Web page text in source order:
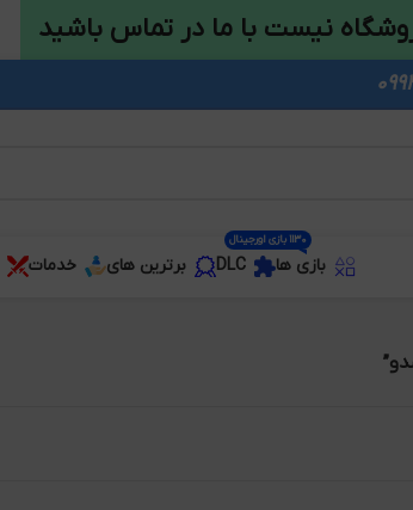
بازی ها
1130 بازی اورجینال
DLC برترین های خدمات
نیست با ما در تماس باشید